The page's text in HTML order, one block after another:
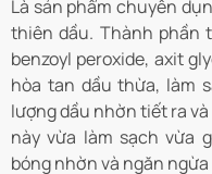
Là sản phẩm chuyên
thiên dầu. Thành phần
benzoyl peroxide, axit
hòa tan dầu thừa, làm
lượng dầu nhờn tiết ra
này vừa làm sạch vừa
bóng nhờn và ngăn